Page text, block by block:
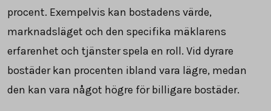
procent. Exempelvis kan bostadens värde,
marknadsläget och den specifika mäklarens
erfarenhet och tjänster spela en roll. Vid dyrare
bostäder kan procenten ibland vara lägre, medan
den kan vara något högre för billigare bostäder.